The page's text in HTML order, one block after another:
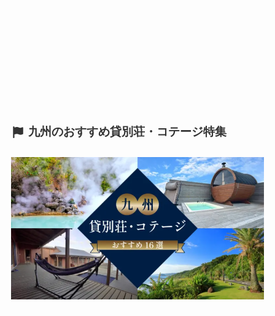
九州のおすすめ貸別荘・コテージ特集